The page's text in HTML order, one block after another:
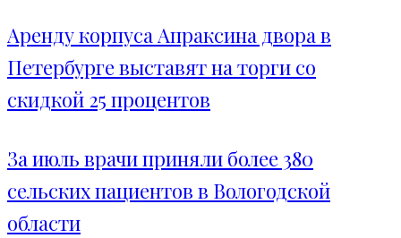
Аренду корпуса Апраксина двора в
Петербурге выставят на торги со
скидкой 25 процентов
За июль врачи приняли более 380
сельских пациентов в Вологодской
области